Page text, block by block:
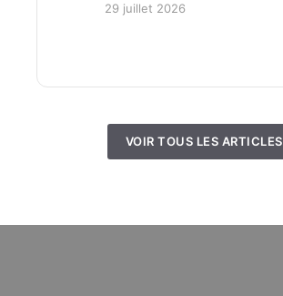
29 juillet 2026
VOIR TOUS LES ARTICLES